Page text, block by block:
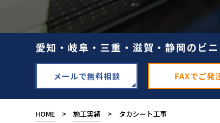
愛知・岐阜・三重・滋賀・静岡のビ
メールで無料相談 FAXでご発
HOME > 施工実績 > タカシート工事